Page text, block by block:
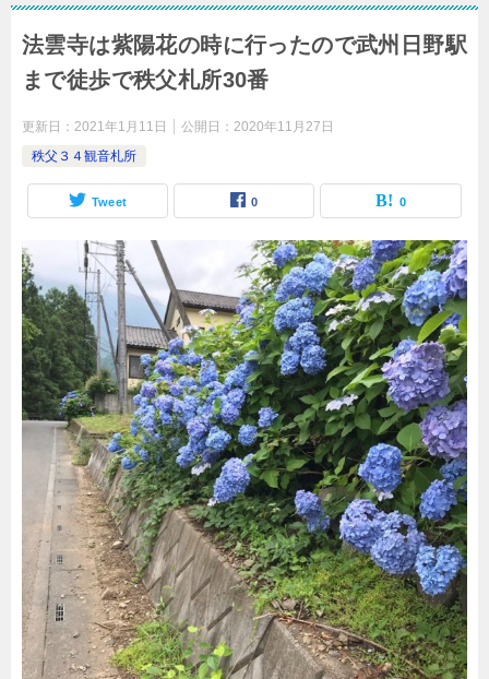
法雲寺は紫陽花の時に行ったので武州日野駅
まで徒歩で秩父札所30番
更新日： 2021年1月11日 公開日： 2020年11月27日
秩父３４観音札所
Tweet 0 0